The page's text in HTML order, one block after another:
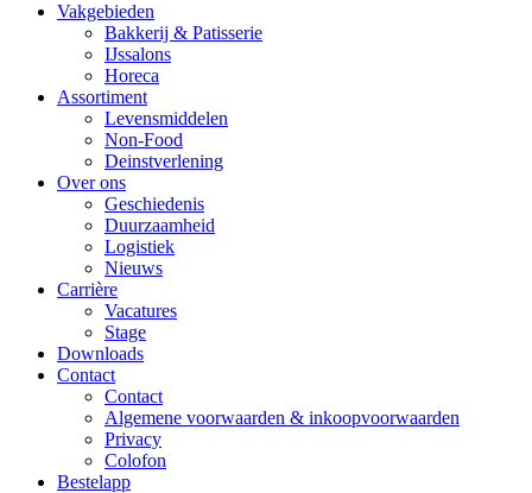
Vakgebieden
Bakkerij & Patisserie
IJssalons
Horeca
Assortiment
Levensmiddelen
Non-Food
Deinstverlening
Over ons
Geschiedenis
Duurzaamheid
Logistiek
Nieuws
Carrière
Vacatures
Stage
Downloads
Contact
Contact
Algemene voorwaarden & inkoopvoorwaarden
Privacy
Colofon
Bestelapp